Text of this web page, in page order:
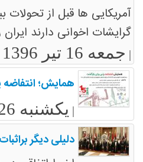
آمریکایی ها قبل از
گرایشات اخوانی دارند
جمعه 16 تیر 1396
همایش؛
یکشنبه 26 اردیبهشت 1395
دلیلی دیگر